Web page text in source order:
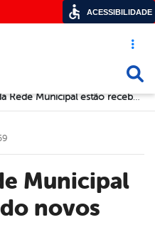
Acesso
Escolas da Rede Municipal estão recebendo novos móveis
novos
ACESSIBILIDADE